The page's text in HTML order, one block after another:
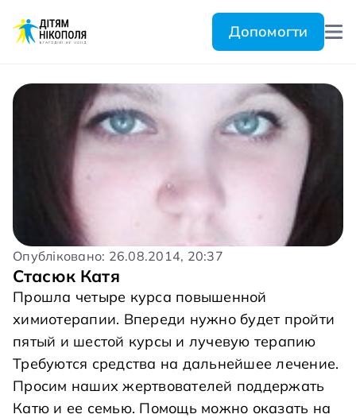
Допомогти
Опубліковано: 26.08.2014, 20:37
Стасюк Катя
Прошла четыре курса повышенной
химиотерапии. Впереди нужно будет пройти
пятый и шестой курсы и лучевую терапию
Требуются средства на дальнейшее лечение.
Просим наших жертвователей поддержать
Катю и ее семью. Помощь можно оказать на